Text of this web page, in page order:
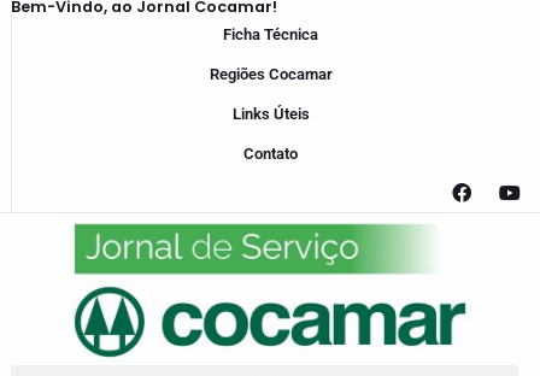
Bem-Vindo, ao Jornal Cocamar!
Ficha Técnica
Regiões Cocamar
Links Úteis
Contato